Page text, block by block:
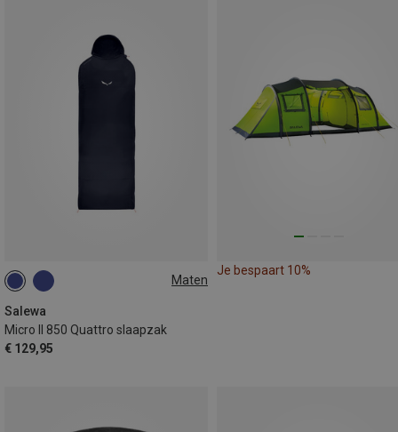
Maten
Salewa
Micro II 850 Quattro slaapzak
€ 129,95
MAX. 185CM | LEFT
MAX. 185CM | RIGHT
Je bespaart 10%